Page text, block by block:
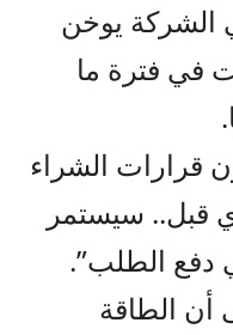
الشركة يوخن
في فترة ما
قرارات الشراء
قبل.. سيستمر
دفع الطلب”.
أن الطاقة